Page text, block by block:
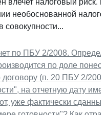
влечет налоговый риск.
необоснованной
совокупности...
по ПБУ 2/2008.
по доле
(п. 20 ПБУ 2/
на отчетную дату
уже фактически сданных